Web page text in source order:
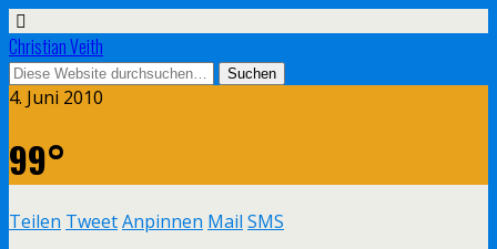
Christian Veith
4. Juni 2010
99°
Teilen TweetAnpinnen Mail SMS